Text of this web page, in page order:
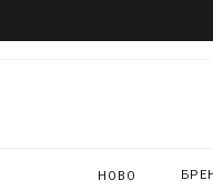
НОВО